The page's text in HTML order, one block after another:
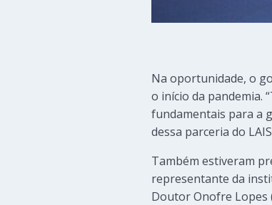
Na oportunidade, o
o início da pandemia.
fundamentais para a
dessa parceria do
Também estiveram
representante da
Doutor Onofre Lopes